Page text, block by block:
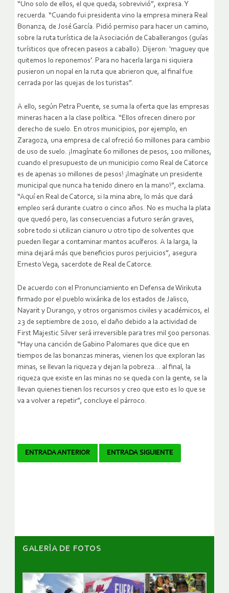
“Uno solo de ellos, el que queda, sobrevivió”, expresa. Y
recuerda. “Cuando fui presidenta vino la empresa minera Real
Bonanza, de José García. Pidió permiso para hacer un camino,
sobre la ruta turística de la Asociación de Caballerangos (guías
turísticos que ofrecen paseos a caballo). Dijeron: ‘maguey que
quitemos lo reponemos’. Para no hacerla larga ni siquiera
pusieron un nopal en la ruta que abrieron que, al final fue
cerrada por las quejas de los turistas”.
A ello, según Petra Puente, se suma la oferta que las empresas
mineras hacen a la clase política. “Ellos ofrecen dinero por
derecho de suelo. En otros municipios, por ejemplo, en
Zaragoza, una empresa de cal ofreció 60 millones para cambio
de uso de suelo. ¡Imagínate 60 millones de pesos, 100 millones,
cuando el presupuesto de un municipio como Real de Catorce
es de apenas 10 millones de pesos! ¡Imagínate un presidente
municipal que nunca ha tenido dinero en la mano!”, exclama.
“Aquí en Real de Catorce, si la mina abre, lo más que dará
empleo será durante cuatro o cinco años. No es mucha la plata
que quedó pero, las consecuencias a futuro serán graves,
sobre todo si utilizan cianuro u otro tipo de solventes que
pueden llegar a contaminar mantos acuíferos. A la larga, la
mina dejará más que beneficios puros perjuicios”, asegura
Ernesto Vega, sacerdote de Real de Catorce.
De acuerdo con el Pronunciamiento en Defensa de Wirikuta
firmado por el pueblo wixárika de los estados de Jalisco,
Nayarit y Durango, y otros organismos civiles y académicos, el
23 de septiembre de 2010, el daño debido a la actividad de
First Majestic Silver será irreversible para tres mil 500 personas.
“Hay una canción de Gabino Palomares que dice que en
tiempos de las bonanzas mineras, vienen los que exploran las
minas, se llevan la riqueza y dejan la pobreza… al final, la
riqueza que existe en las minas no se queda con la gente, se la
llevan quienes tienen los recursos y creo que esto es lo que se
va a volver a repetir”, concluye el párroco.
Navegador
ENTRADA ANTERIOR ENTRADA SIGUIENTE
GALERÌA DE FOTOS